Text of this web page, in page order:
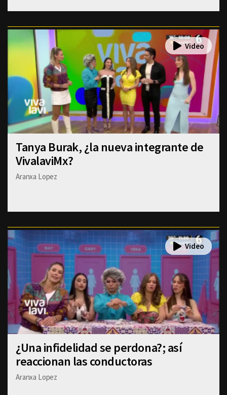
Tanya Burak, ¿la nueva integrante de
VivalaviMx?
Aranxa Lopez
¿Una infidelidad se perdona?; así
reaccionan las conductoras
Aranxa Lopez